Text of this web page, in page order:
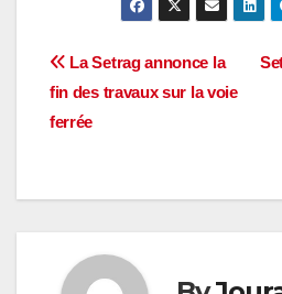
Navigation
de
La Setrag annonce la
fin des travaux sur la voie
ferrée